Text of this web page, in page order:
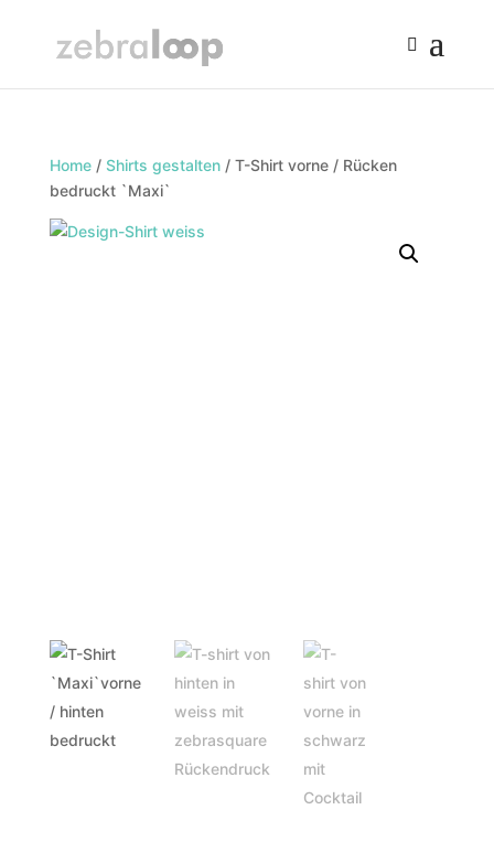
Home/ Shirts gestalten/ T-Shirt vorne / Rücken
bedruckt `Maxi`